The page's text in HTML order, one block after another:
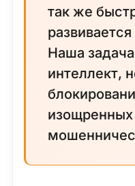
так же
Наша
интеллект,